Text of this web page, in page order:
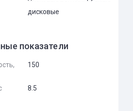
дисковые
показатели
150
8.5